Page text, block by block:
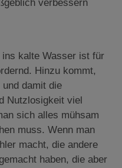
verbessern
ins kalte Wasser ist für
Hinzu kommt,
damit die
Nutzlosigkeit viel
sich alles mühsam
muss. Wenn man
macht, die andere
haben, die aber